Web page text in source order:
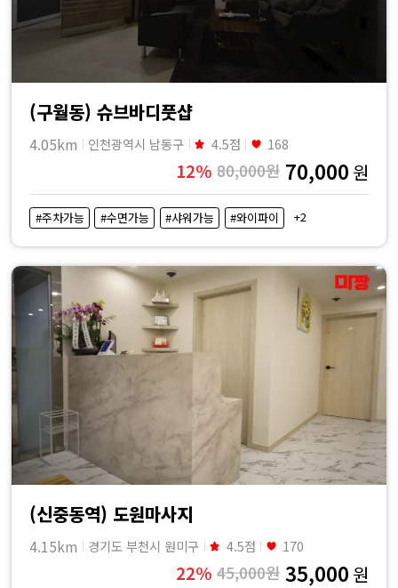
(구월동) 슈브바디풋샵
4.05km 인천광역시 남동구 4.5점 168
12% 80,000원 70,000 원
#주차가능 #수면가능 #샤워가능 #와이파이 +2
(신중동역) 도원마사지
4.15km 경기도 부천시 원미구 4.5점 170
22% 45,000원 35,000 원